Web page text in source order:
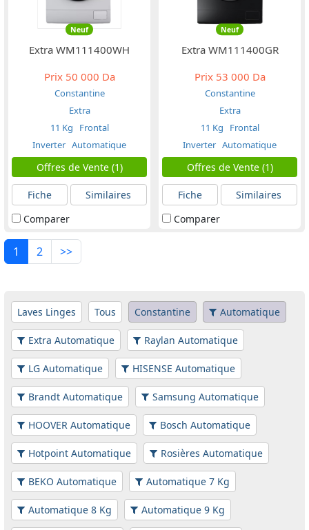
Neuf
Extra WM111400WH
Prix50 000 Da
Constantine
Extra
11 Kg
Frontal
Inverter Automatique
Offres de Vente (1)
Fiche
Similaires
Comparer
Neuf
Extra WM111400GR
Prix53 000 Da
Constantine
Extra
11 Kg
Frontal
Inverter Automatique
Offres de Vente (1)
Fiche
Similaires
Comparer
1 2 >>
Laves Linges Tous Constantine Automatique
Extra Automatique Raylan Automatique
LG Automatique HISENSE Automatique
Brandt Automatique Samsung Automatique
HOOVER Automatique Bosch Automatique
Hotpoint Automatique Rosières Automatique
BEKO Automatique Automatique 7 Kg
Automatique 8 Kg Automatique 9 Kg